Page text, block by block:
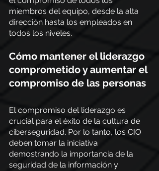
miembros del equipo, desde la alta
dirección hasta los empleados en
todos los niveles.
Cómo mantener el liderazgo
comprometido y aumentar el
compromiso de las personas
El compromiso del liderazgo es
crucial para el éxito de la cultura de
ciberseguridad. Por lo tanto, los CIO
deben tomar la iniciativa
demostrando la importancia de la
seguridad de la información y